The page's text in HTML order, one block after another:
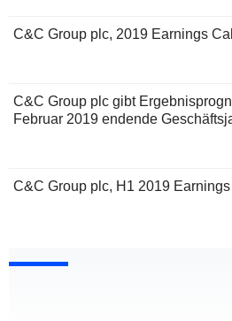
C&C Group plc, 2019 Earnings
C&C Group plc gibt
Februar 2019 endende
C&C Group plc, H1 2019